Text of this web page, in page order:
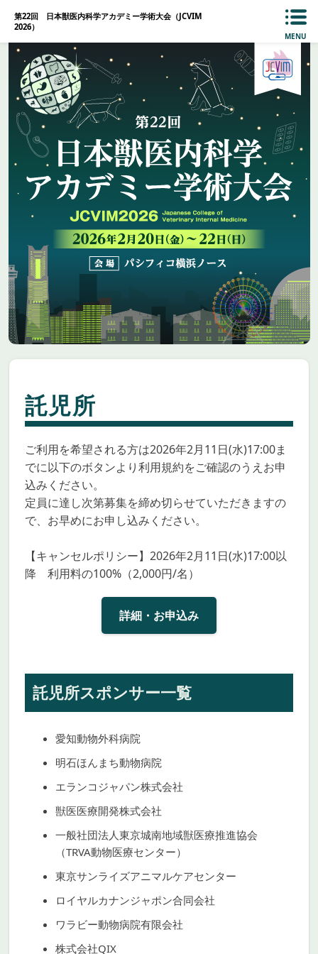
第22回 日本獣医内科学アカデミー学術大会（JCVIM
2026）
MENU
託児所
ご利用を希望される方は2026年2月11日(水)17:00ま
でに以下のボタンより利用規約をご確認のうえお申
込みください。
定員に達し次第募集を締め切らせていただきますの
で、お早めにお申し込みください。
【キャンセルポリシー】2026年2月11日(水)17:00以
降 利用料の100%（2,000円/名）
詳細・お申込み
託児所スポンサー一覧
愛知動物外科病院
明石ほんまち動物病院
エランコジャパン株式会社
獣医医療開発株式会社
一般社団法人東京城南地域獣医療推進協会
（TRVA動物医療センター）
東京サンライズアニマルケアセンター
ロイヤルカナンジャポン合同会社
ワラビー動物病院有限会社
株式会社QIX